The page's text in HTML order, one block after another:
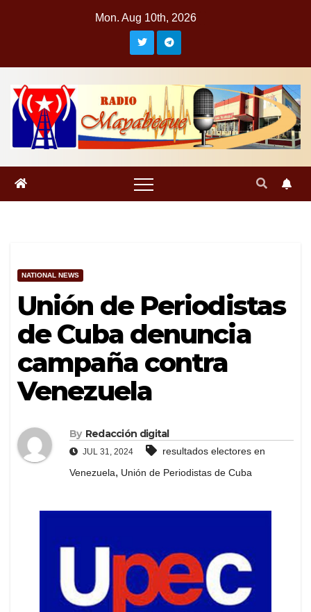
Mon. Aug 10th, 2026
NATIONAL NEWS
Unión de Periodistas
de Cuba denuncia
campaña contra
Venezuela
By Redacción digital
JUL 31, 2024
resultados electores en
Venezuela, Unión de Periodistas de Cuba